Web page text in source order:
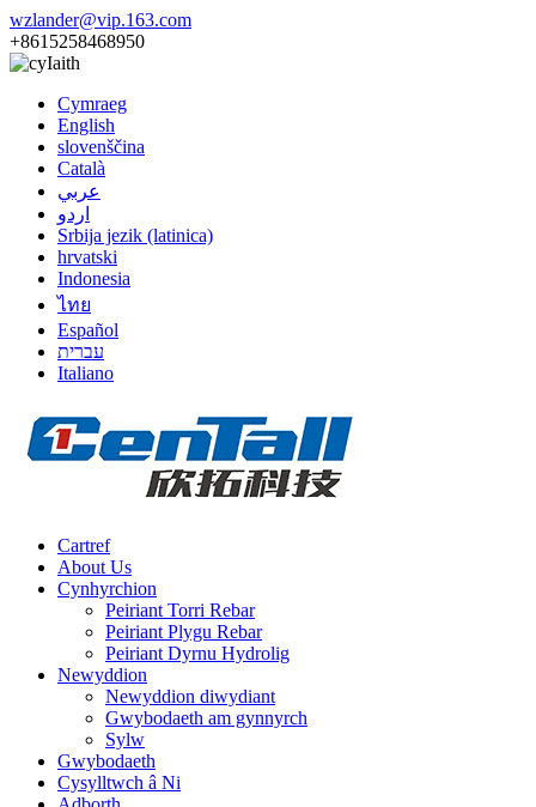
wzlander@vip.163.com
+8615258468950
Iaith
Cymraeg
English
slovenščina
Català
عربي
اردو
Srbija jezik (latinica)
hrvatski
Indonesia
ไทย
Español
עברית
Italiano
Cartref
About Us
Cynhyrchion
Peiriant Torri Rebar
Peiriant Plygu Rebar
Peiriant Dyrnu Hydrolig
Newyddion
Newyddion diwydiant
Gwybodaeth am gynnyrch
Sylw
Gwybodaeth
Cysylltwch â Ni